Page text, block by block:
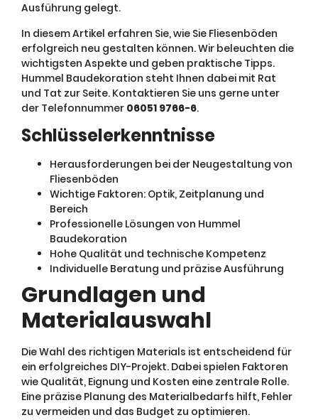
Ausführung gelegt.
In diesem Artikel erfahren Sie, wie Sie Fliesenböden
erfolgreich neu gestalten können. Wir beleuchten die
wichtigsten Aspekte und geben praktische Tipps.
Hummel Baudekoration steht Ihnen dabei mit Rat
und Tat zur Seite. Kontaktieren Sie uns gerne unter
der Telefonnummer 06051 9766-6.
Schlüsselerkenntnisse
Herausforderungen bei der Neugestaltung von
Fliesenböden
Wichtige Faktoren: Optik, Zeitplanung und
Bereich
Professionelle Lösungen von Hummel
Baudekoration
Hohe Qualität und technische Kompetenz
Individuelle Beratung und präzise Ausführung
Grundlagen und
Materialauswahl
Die Wahl des richtigen Materials ist entscheidend für
ein erfolgreiches DIY-Projekt. Dabei spielen Faktoren
wie Qualität, Eignung und Kosten eine zentrale Rolle.
Eine präzise Planung des Materialbedarfs hilft, Fehler
zu vermeiden und das Budget zu optimieren.